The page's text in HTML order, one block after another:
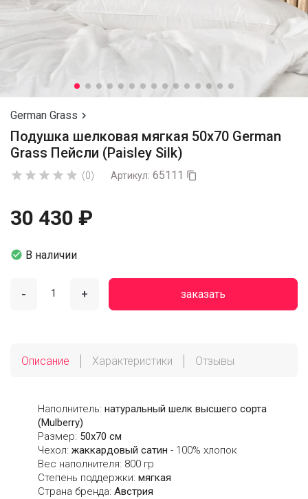
German Grass 
Подушка шелковая мягкая 50х70 German
Grass Пейсли (Paisley Silk)
     (0) Артикул: 65111 
30 430 ₽
 В наличии
- + заказать
Описание Характеристики Отзывы
Наполнитель: натуральный шелк высшего сорта
(Mulberry)
Размер: 50х70 см
Чехол: жаккардовый сатин - 100% хлопок
Вес наполнителя: 800 гр
Степень поддержки: мягкая
Страна бренда: Австрия